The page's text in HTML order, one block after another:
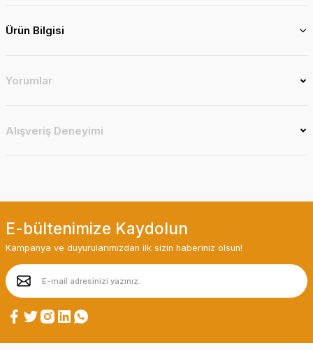
Ürün Bilgisi
Yorumlar
Alışveriş Deneyimi
E-bültenimize Kaydolun
Kampanya ve duyurularımızdan ilk sizin haberiniz olsun!